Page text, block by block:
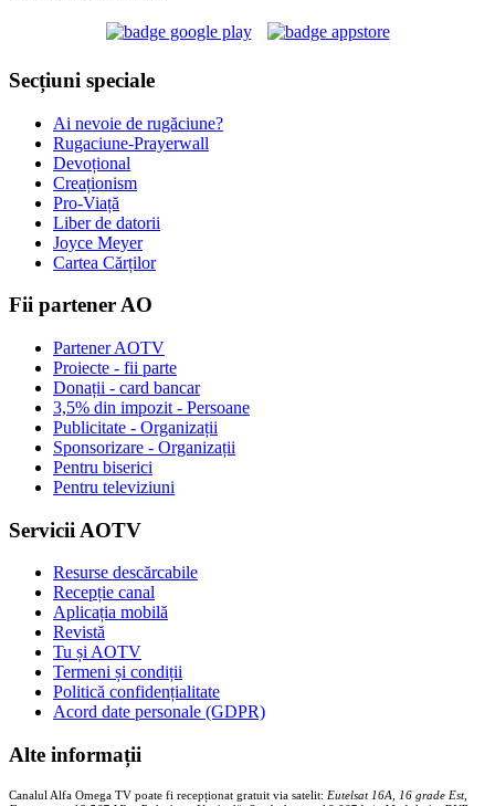
Secțiuni speciale
Ai nevoie de rugăciune?
Rugaciune-Prayerwall
Devoțional
Creaționism
Pro-Viață
Liber de datorii
Joyce Meyer
Cartea Cărților
Fii partener AO
Partener AOTV
Proiecte - fii parte
Donații - card bancar
3,5% din impozit - Persoane
Publicitate - Organizații
Sponsorizare - Organizații
Pentru biserici
Pentru televiziuni
Servicii AOTV
Resurse descărcabile
Recepție canal
Aplicația mobilă
Revistă
Tu și AOTV
Termeni și condiții
Politică confidențialitate
Acord date personale (GDPR)
Alte informații
Canalul Alfa Omega TV poate fi recepționat gratuit via satelit: Eutelsat 16A, 16 grade Est,